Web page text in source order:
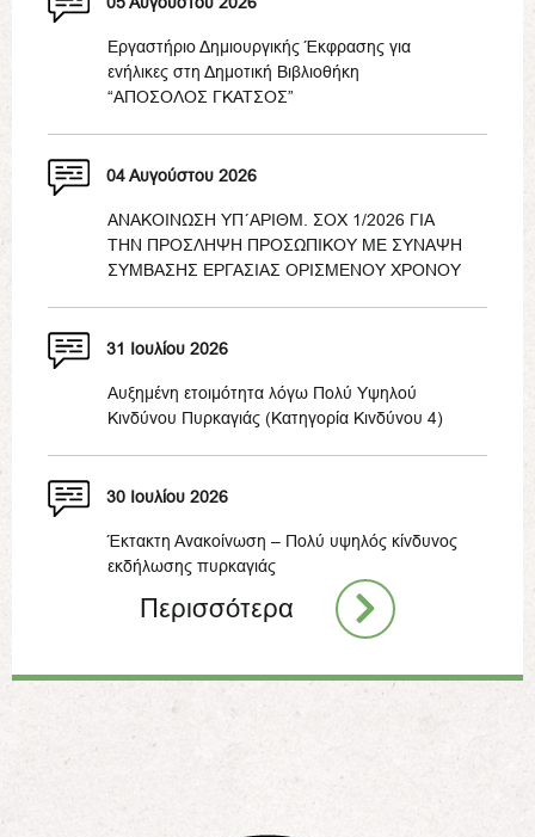
Εργαστήριο Δημιουργικής Έκφρασης για
ενήλικες στη Δημοτική Βιβλιοθήκη
“ΑΠΟΣΟΛΟΣ ΓΚΑΤΣΟΣ”
04 Αυγούστου 2026
ΑΝΑΚΟΙΝΩΣΗ ΥΠ΄ΑΡΙΘΜ. ΣΟΧ 1/2026 ΓΙΑ
ΤΗΝ ΠΡΟΣΛΗΨΗ ΠΡΟΣΩΠΙΚΟΥ ΜΕ ΣΥΝΑΨΗ
ΣΥΜΒΑΣΗΣ ΕΡΓΑΣΙΑΣ ΟΡΙΣΜΕΝΟΥ ΧΡΟΝΟΥ
31 Ιουλίου 2026
Αυξημένη ετοιμότητα λόγω Πολύ Υψηλού
Κινδύνου Πυρκαγιάς (Κατηγορία Κινδύνου 4)
30 Ιουλίου 2026
Έκτακτη Ανακοίνωση – Πολύ υψηλός κίνδυνος
εκδήλωσης πυρκαγιάς
Περισσότερα